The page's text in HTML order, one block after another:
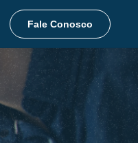
Fale Conosco